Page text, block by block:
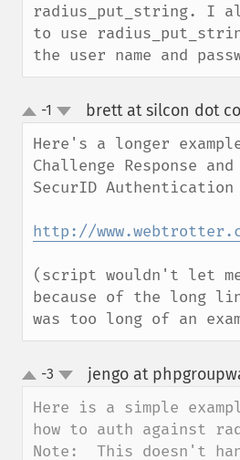
radius_put_string. I
to use
the user name and
up
down
-1 brett at silcon dot
Here's a longer
Challenge Response
SecurID Authentication
http://
(script wouldn't let
because of the long
was too long of an
up-3 jengo at
Here is a simple
how to auth against
Note:  This doesn't